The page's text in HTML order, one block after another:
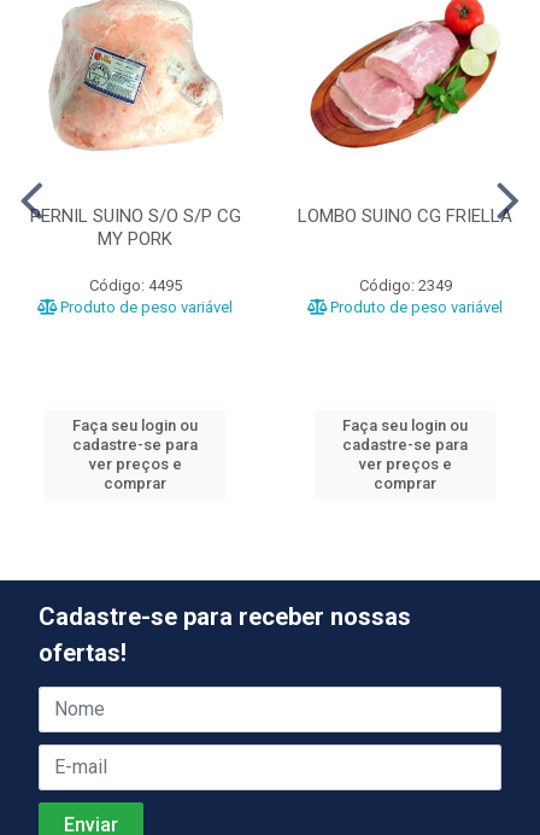
PERNIL SUINO S/O S/P CG
MY PORK
Código: 4495
Produto de peso variável
Faça seu login ou
cadastre-se para
ver preços e
comprar
LOMBO SUINO CG FRIELLA
Código: 2349
Produto de peso variável
Faça seu login ou
cadastre-se para
ver preços e
comprar
Cadastre-se para receber nossas
ofertas!